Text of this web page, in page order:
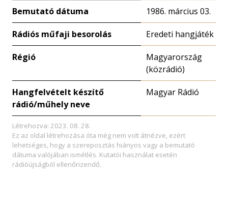
Bemutató dátuma 1986. március 03.
Rádiós műfaji besorolás Eredeti hangjáték
Régió
Magyarország
(közrádió)
Hangfelvételt készítő
rádió/műhely neve
Magyar Rádió
Létrehozva: 2023. 08. 28.
Ez az oldal létrehozása óta még nem volt átnézve, ezért
lehetséges, hogy a szereposztás hiányos vagy a bemutató
dátuma valójában ismétlés. Kutatói használat esetén
rádióújságból ellenőrizendő.